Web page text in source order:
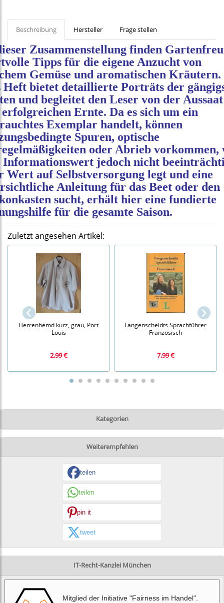
Kategorien
Beschreibung Hersteller Frage stellen
Zusammenstellung finden
Tipps für die eigene Anzucht von
Gemüse und aromatischen Kräutern.
Heft bietet detaillierte Porträts der
und begleitet den Leser von der
Ernte. Da es sich um ein
Exemplar handelt, können
Spuren, optische
oder Abrieb vorkommen,
Informationswert jedoch nicht
Wert auf Selbstversorgung legt und eine
Anleitung für das Beet oder den
sucht, erhält hier eine fundierte
für die gesamte Saison.
Zuletzt angesehen Artikel:
Herrenhemd kurz, grau, Port
Louis
2,99 €
Langenscheidts Sprachführer
Französisch
7,99 €
Weiterempfehlen
teilen
teilen
pin it
tweet
IT-Recht-Kanzlei München
Mitglied der Initiative "Fairness im Handel".